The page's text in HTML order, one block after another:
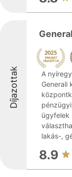
Díjazottak
A
Generali
ügyfelek
lakás-,
8.9